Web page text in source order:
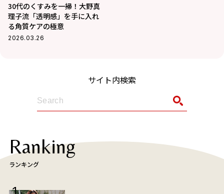
30代のくすみを一掃！大野真
理子流「透明感」を手に入れ
る角質ケアの極意
2026.03.26
サイト内検索
Ranking
ランキング